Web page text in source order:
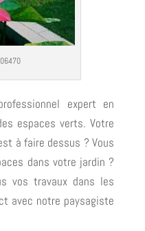
expert en
espaces verts. Votre
à faire dessus ? Vous
dans votre jardin ?
vos travaux dans les
avec notre paysagiste